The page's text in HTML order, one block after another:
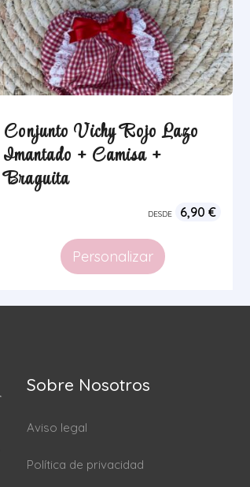
Conjunto Vichy Rojo Lazo
Imantado + Camisa +
Braguita
DESDE 6,90 €
Personalizar
Sobre Nosotros
Aviso legal
Política de privacidad